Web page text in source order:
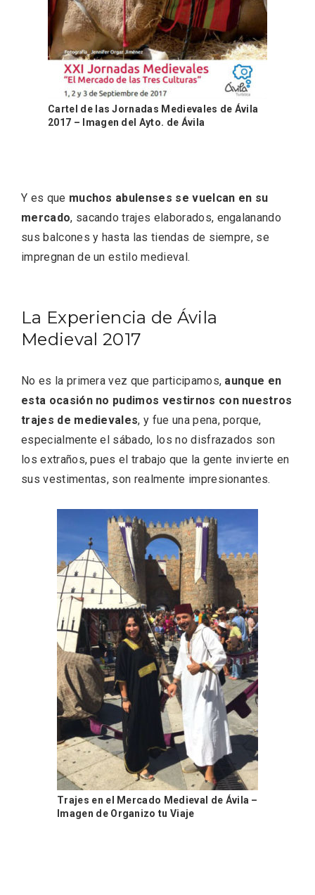
Cartel de las Jornadas Medievales de Ávila
2017 – Imagen del Ayto. de Ávila
Y es que muchos abulenses se vuelcan en su
mercado, sacando trajes elaborados, engalanando
sus balcones y hasta las tiendas de siempre, se
impregnan de un estilo medieval.
La Experiencia de Ávila
Medieval 2017
No es la primera vez que participamos, aunque en
esta ocasión no pudimos vestirnos con nuestros
trajes de medievales, y fue una pena, porque,
especialmente el sábado, los no disfrazados son
los extraños, pues el trabajo que la gente invierte en
sus vestimentas, son realmente impresionantes.
Trajes en el Mercado Medieval de Ávila –
Imagen de Organizo tu Viaje
El Espinar, un pueblo oculto de la Sierra
de Guadarrama en su vertiente
segoviana
Recorre los fiordos leoneses en Riaño